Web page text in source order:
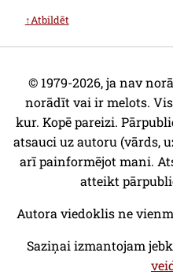
↑Atbildēt
© 1979-2026, ja nav
norādīt vai ir melots.
kur. Kopē pareizi.
atsauci uz autoru (vārds,
arī painformējot mani.
atteikt
Autora viedoklis ne
Saziņai izmantojam